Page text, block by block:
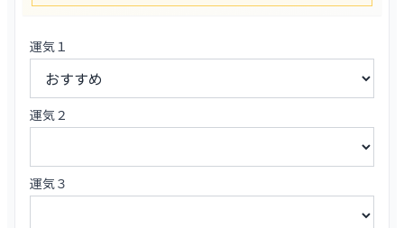
運気１
運気２
運気３